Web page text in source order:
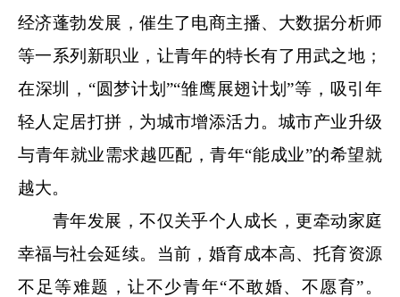
经济蓬勃发展，催生了电商主播、大数据分析师
等一系列新职业，让青年的特长有了用武之地；
在深圳，“圆梦计划”“雏鹰展翅计划”等，吸引年
轻人定居打拼，为城市增添活力。城市产业升级
与青年就业需求越匹配，青年“能成业”的希望就
越大。
青年发展，不仅关乎个人成长，更牵动家庭
幸福与社会延续。当前，婚育成本高、托育资源
不足等难题，让不少青年“不敢婚、不愿育”。